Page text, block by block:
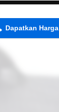
Dapatkan Harga